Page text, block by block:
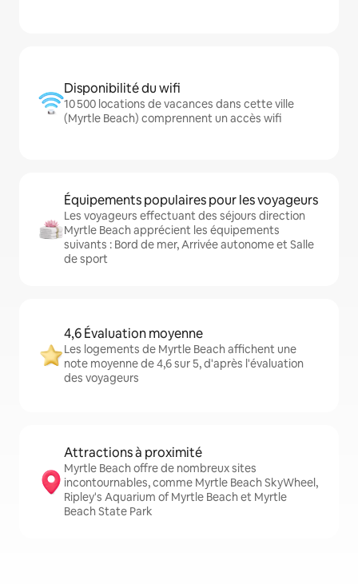
Disponibilité du wifi
10 500 locations de vacances dans cette ville
(Myrtle Beach) comprennent un accès wifi
Équipements populaires pour les voyageurs
Les voyageurs effectuant des séjours direction
Myrtle Beach apprécient les équipements
suivants : Bord de mer, Arrivée autonome et Salle
de sport
4,6 Évaluation moyenne
Les logements de Myrtle Beach affichent une
note moyenne de 4,6 sur 5, d'après l'évaluation
des voyageurs
Attractions à proximité
Myrtle Beach offre de nombreux sites
incontournables, comme Myrtle Beach SkyWheel,
Ripley's Aquarium of Myrtle Beach et Myrtle
Beach State Park